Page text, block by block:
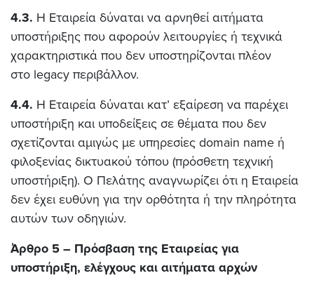
4.3. Η Εταιρεία δύναται να αρνηθεί αιτήματα
υποστήριξης που αφορούν λειτουργίες ή τεχνικά
χαρακτηριστικά που δεν υποστηρίζονται πλέον
στο legacy περιβάλλον.
4.4. Η Εταιρεία δύναται κατ’ εξαίρεση να παρέχει
υποστήριξη και υποδείξεις σε θέματα που δεν
σχετίζονται αμιγώς με υπηρεσίες domain name ή
φιλοξενίας δικτυακού τόπου (πρόσθετη τεχνική
υποστήριξη). Ο Πελάτης αναγνωρίζει ότι η Εταιρεία
δεν έχει ευθύνη για την ορθότητα ή την πληρότητα
αυτών των οδηγιών.
Άρθρο 5 – Πρόσβαση της Εταιρείας για
υποστήριξη, ελέγχους και αιτήματα αρχών